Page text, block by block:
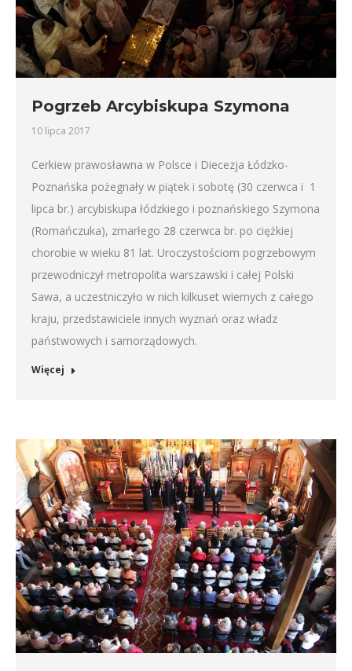
Pogrzeb Arcybiskupa Szymona
10 lipca 2017
Cerkiew prawosławna w Polsce i Diecezja Łódzko-
Poznańska pożegnały w piątek i sobotę (30 czerwca i 1
lipca br.) arcybiskupa łódzkiego i poznańskiego Szymona
(Romańczuka), zmarłego 28 czerwca br. po ciężkiej
chorobie w wieku 81 lat. Uroczystościom pogrzebowym
przewodniczył metropolita warszawski i całej Polski
Sawa, a uczestniczyło w nich kilkuset wiernych z całego
kraju, przedstawiciele innych wyznań oraz władz
państwowych i samorządowych.
Więcej